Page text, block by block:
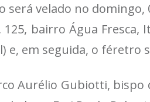
será velado no
125, bairro Água
e, em seguida, o féretro
Aurélio Gubiotti, bispo